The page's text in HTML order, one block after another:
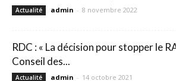
Actualité admin - 8 novembre 2022
RDC : « La décision pour stopper le
Conseil des...
Actualité admin - 14 octobre 2021